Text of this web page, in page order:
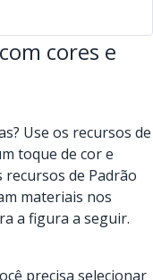
cores e
Use os recursos de
toque de cor e
recursos de Padrão
materiais nos
a figura a seguir.
precisa selecionar